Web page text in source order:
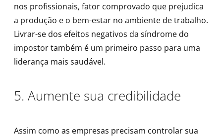
nos profissionais, fator comprovado que prejudica
a produção e o bem-estar no ambiente de trabalho.
Livrar-se dos efeitos negativos da síndrome do
impostor também é um primeiro passo para uma
liderança mais saudável.
5. Aumente sua credibilidade
Assim como as empresas precisam controlar sua